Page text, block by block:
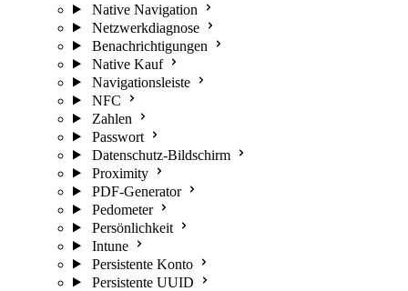
Native Navigation
Netzwerkdiagnose
Benachrichtigungen
Native Kauf
Navigationsleiste
NFC
Zahlen
Passwort
Datenschutz-Bildschirm
Proximity
PDF-Generator
Pedometer
Persönlichkeit
Intune
Persistente Konto
Persistente UUID